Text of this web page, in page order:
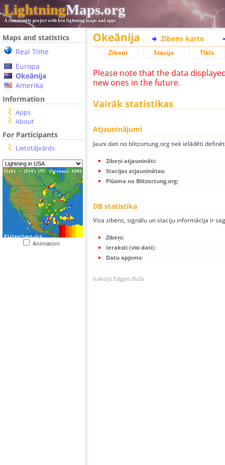
LightningMaps.org
A community project with free lightning maps and apps
Maps and statistics
Real Time
Europa
Okeānija
Amerika
Information
Apps
About
For Participants
Lietotājvārds
Animation
Okeānija Zibens karte
Zibeņi Stacija Tīkls
Please note that the data
new ones in the future.
Vairāk statistikas
Atjauninājumi
Jauni dati no blitzortung.org tiek ielādēti
Zibeņi atjaunināti:
Stacijas atjauninātas:
Plūsma no Blitzortung.org:
DB statistika
Visa zibens, signālu un staciju informācija ir
Zibeņi:
Ieraksti (visi dati):
Datu apjoms:
tulkojis Edgars Bušs